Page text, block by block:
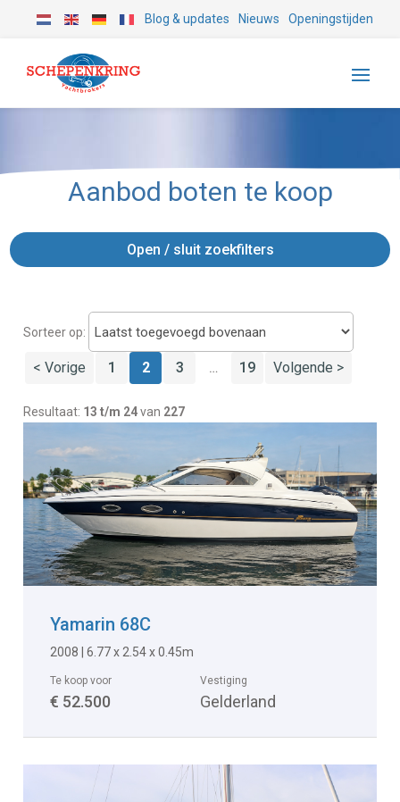
Blog & updates Nieuws Openingstijden
Aanbod boten te koop
Open / sluit zoekfilters
Sorteer op:
< Vorige 1 2 3 … 19 Volgende >
Resultaat: 13 t/m 24van 227
Yamarin 68C
2008 | 6.77 x 2.54 x 0.45m
Te koop voor
€ 52.500
Vestiging
Gelderland